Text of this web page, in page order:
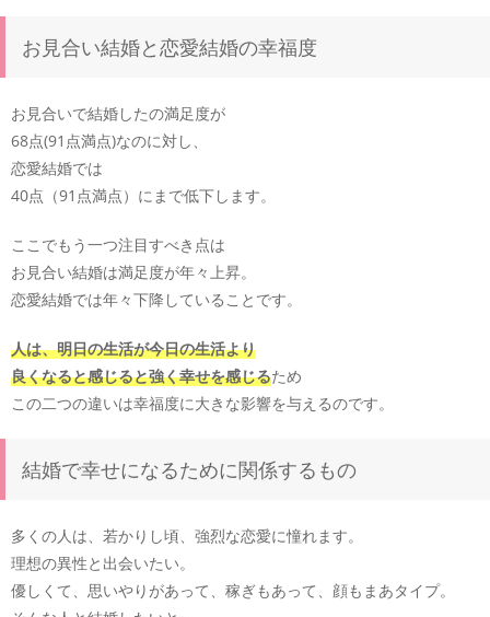
お見合い結婚と恋愛結婚の幸福度
お見合いで結婚したの満足度が
68点(91点満点)なのに対し、
恋愛結婚では
40点（91点満点）にまで低下します。
ここでもう一つ注目すべき点は
お見合い結婚は満足度が年々上昇。
恋愛結婚では年々下降していることです。
人は、明日の生活が今日の生活より
良くなると感じると強く幸せを感じるため
この二つの違いは幸福度に大きな影響を与えるのです。
結婚で幸せになるために関係するもの
多くの人は、若かりし頃、強烈な恋愛に憧れます。
理想の異性と出会いたい。
優しくて、思いやりがあって、稼ぎもあって、顔もまあタイプ。